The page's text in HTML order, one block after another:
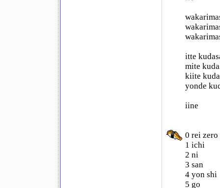
itte
mite
kiite
yonde
iine
0 rei zero
1 ichi
2 ni
3 san
4 yon shi
5 go